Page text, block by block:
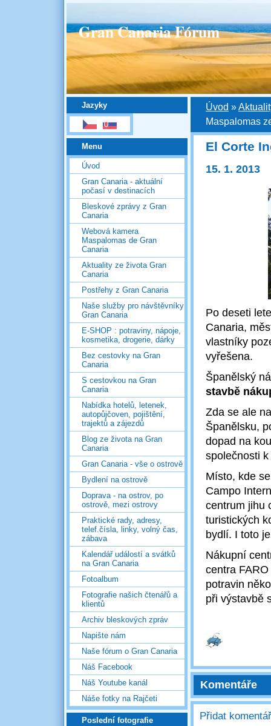
Gran Canaria Fórum
Jazyky
Menu
Úvod
Gran Canaria - aktuální
počasí v destinacích
Bleskové zprávy z Gran
Canaria
Webová kamera
Maspalomas de Gran
Canaria
Aktuality ze života Gran
Canaria
Postřehy z Gran Canaria
Naše služby pro návštěvníky
Gran Canaria
E-SHOP : potraviny, nápoje,
kosmetika, drogerie, dárky
Bez cestovky na Gran
Canaria
S cestovkou na Gran
Canaria
Nabídka hotelů, letenek,
autopůjčoven, pojištění,
trajektů a zájezdů
Blog ze života na Gran
Canaria
Gran Canaria - vše o ostrově
Bydlení na ostrově
Doprava - na ostrov, po
ostrově, mezi ostrovy
Praktické rady, adresy,
telef.čísla, linky, volný čas,
zábava
Kalendář událostí a svátků
na Gran Canaria
Fotoalbum
Fotografie našich čtenářů a
klientů
Archiv bleskových zpráv
Napište nám
Naše fórum o Gran Canaria
Náš Facebook
Náš Youtube kanál
Náše fotky na Rajčeti
Poslední fotografie
Úvod »
Maspalomas
El Corte
15. 1. 2013
Po deseti
Canaria,
vlastníky
vyřešena.
Španělský
stavbě
Zda se ale
Španělsku,
dopad na
společnosti
Místo, kde
Campo
centrum jihu
turistických
bydlí. I toto
Nákupní
centra
potravin
při výstavbě
Komentáře
Přidat komentář